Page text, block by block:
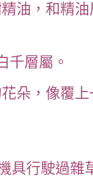
油，和精油
千層屬。
朵，像覆上
具行駛過雜